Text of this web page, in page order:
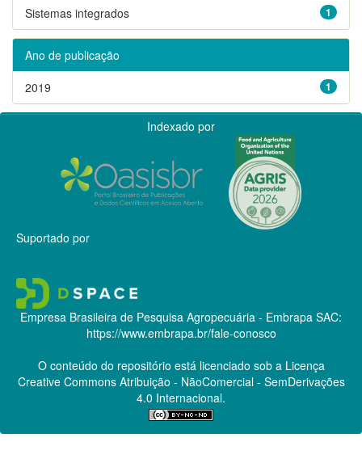
1
Sistemas integrados
Ano de publicação
1
2019
Indexado por
Suportado por
Empresa Brasileira de Pesquisa Agropecuária - Embrapa SAC:
https://www.embrapa.br/fale-conosco
O conteúdo do repositório está licenciado sob a Licença
Creative CommonsAtribuição - NãoComercial - SemDerivações
4.0 Internacional.